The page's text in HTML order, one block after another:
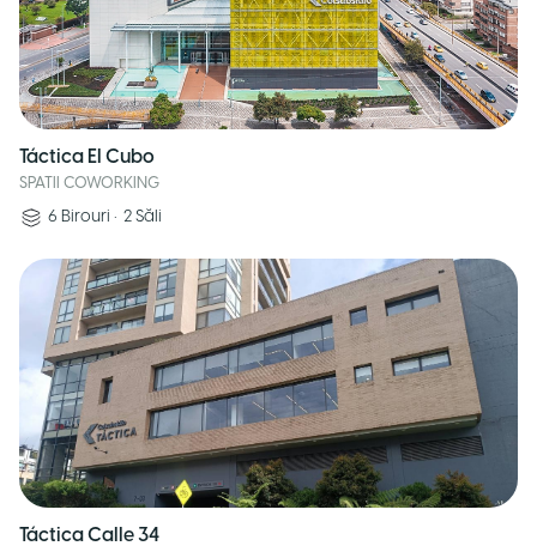
Táctica El Cubo
SPATII COWORKING
6 Birouri • 2 Săli
Táctica Calle 34